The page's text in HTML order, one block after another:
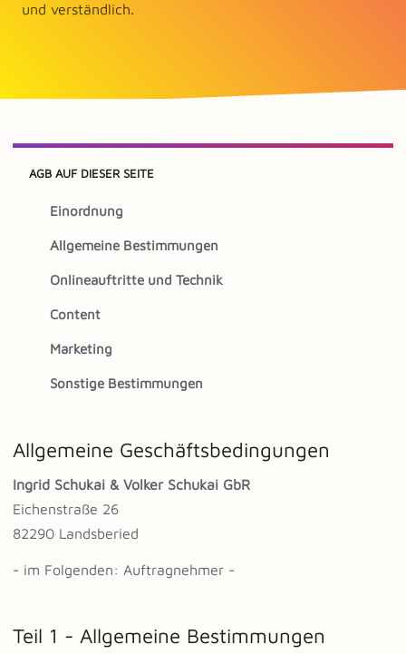
und verständlich.
AGB AUF DIESER SEITE
Einordnung
Allgemeine Bestimmungen
Onlineauftritte und Technik
Content
Marketing
Sonstige Bestimmungen
Allgemeine Geschäftsbedingungen
Ingrid Schukai & Volker Schukai GbR
Eichenstraße 26
82290 Landsberied
- im Folgenden: Auftragnehmer -
Teil 1 - Allgemeine Bestimmungen